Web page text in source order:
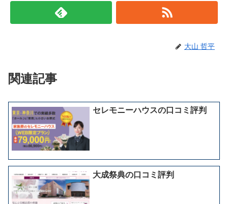
大山 哲平
関連記事
セレモニーハウスの口コミ評判
大成祭典の口コミ評判